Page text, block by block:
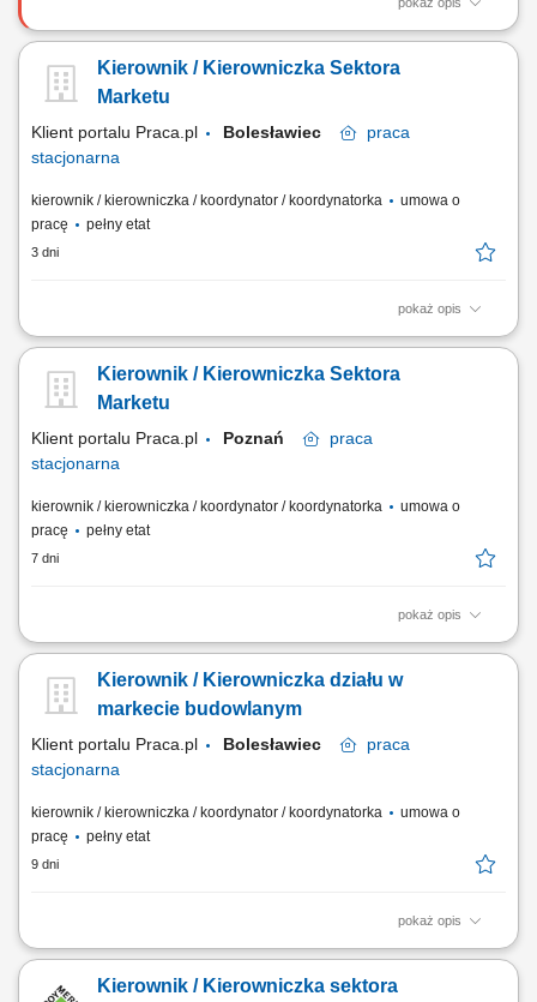
Twój zakres obowiązków wspieranie zadań kierownika działu, nadzór
stała kontrola stanów magazynowych, zapewnienie właściwej
organizacji pracy, w tym planowanie harmonogramów.
Kierownik / Kierowniczka Sektora
Marketu
Klient portalu Praca.pl Bolesławiec
praca
stacjonarna
kierownik / kierowniczka / koordynator / koordynatorka
umowa o
pracę
pełny etat
3 dni
pokaż opis
Kierowanie zespołem doradczym, w tym prowadzenie rekrutacji,
postępów. Projektowanie i egzekwowanie strategii handlowych oraz
monitorowanie kluczowych parametrów efektywności (KPI). Bieżąca
Kierownik / Kierowniczka Sektora
Marketu
Klient portalu Praca.pl Poznań
praca
stacjonarna
kierownik / kierowniczka / koordynator / koordynatorka
umowa o
pracę
pełny etat
7 dni
pokaż opis
Kierowanie zespołem doradczym, w tym prowadzenie rekrutacji,
postępów. Projektowanie i egzekwowanie strategii handlowych oraz
monitorowanie kluczowych parametrów efektywności (KPI). Bieżąca
Kierownik / Kierowniczka działu w
markecie budowlanym
Klient portalu Praca.pl Bolesławiec
praca
stacjonarna
kierownik / kierowniczka / koordynator / koordynatorka
umowa o
pracę
pełny etat
9 dni
pokaż opis
Dynamiczny rozwój sprzedaży i zwiększanie rentowności działu;
naszej marki na rynku; Innowacyjność w poszukiwaniu i wdrażaniu
Kierownik / Kierowniczka sektora